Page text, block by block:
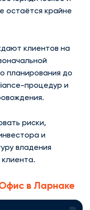
остаётся крайне
клиентов на
планирования до
процедур и
риски,
и
владения
в Ларнаке